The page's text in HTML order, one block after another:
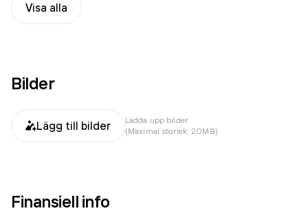
Visa alla
Bilder
Lägg till bilder
Ladda upp bilder
(Maximal storlek: 20MB)
Finansiell info